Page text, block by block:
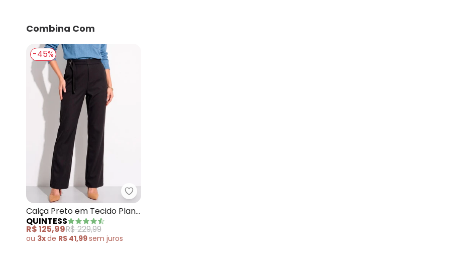
Combina Com
-45%
Quintess - Calça Preto em Tecido Plano Maquinetado
Calça Preto em Tecido Plano
Maquinetado
QUINTESS
R$ 125,99R$ 229,99
ou 3xde R$ 41,99sem juros